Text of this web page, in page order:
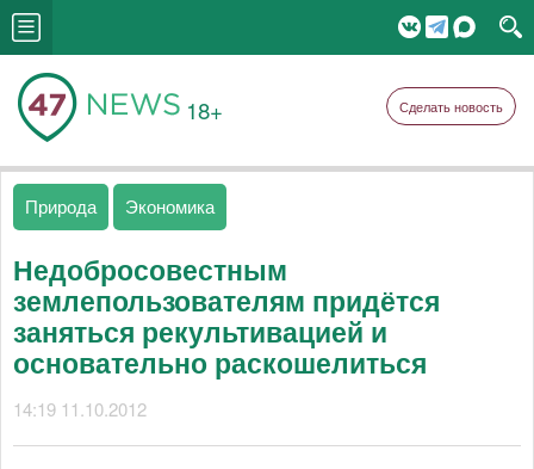
18+ Сделать новость
Природа Экономика
Недобросовестным
землепользователям придётся
заняться рекультивацией и
основательно раскошелиться
14:19 11.10.2012